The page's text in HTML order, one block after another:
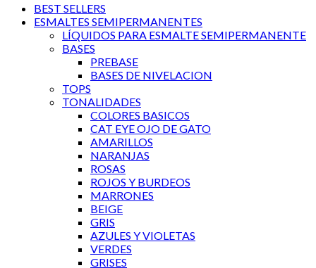
BEST SELLERS
ESMALTES SEMIPERMANENTES
LÍQUIDOS PARA ESMALTE SEMIPERMANENTE
BASES
PREBASE
BASES DE NIVELACION
TOPS
TONALIDADES
COLORES BASICOS
CAT EYE OJO DE GATO
AMARILLOS
NARANJAS
ROSAS
ROJOS Y BURDEOS
MARRONES
BEIGE
GRIS
AZULES Y VIOLETAS
VERDES
GRISES